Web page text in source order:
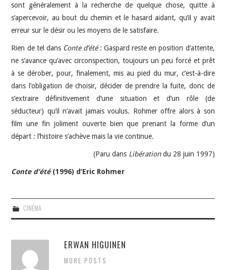
sont généralement à la recherche de quelque chose, quitte à
s’apercevoir, au bout du chemin et le hasard aidant, qu’il y avait
erreur sur le désir ou les moyens de le satisfaire.
Rien de tel dans Conte d’été: Gaspard reste en position d’attente,
ne s’avance qu’avec circonspection, toujours un peu forcé et prêt
à se dérober, pour, finalement, mis au pied du mur, c’est-à-dire
dans l’obligation de choisir, décider de prendre la fuite, donc de
s’extraire définitivement d’une situation et d’un rôle (de
séducteur) qu’il n’avait jamais voulus. Rohmer offre alors à son
film une fin joliment ouverte bien que prenant la forme d’un
départ : l’histoire s’achève mais la vie continue.
(Paru dans Libérationdu 28 juin 1997)
Conte d’été (1996) d’Eric Rohmer
CINÉMA
ERWAN HIGUINEN
MORE POSTS